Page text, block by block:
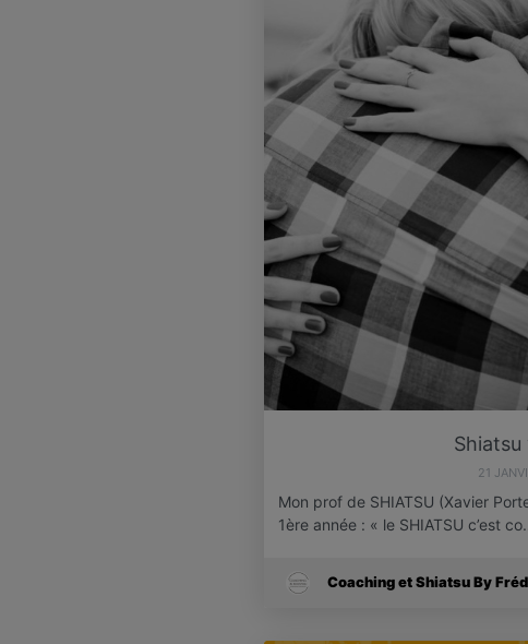
Shiatsu
21
Mon prof de SHIATSU (Xavier
1ère année : « le SHIATSU c’est
Coaching et Shiatsu By